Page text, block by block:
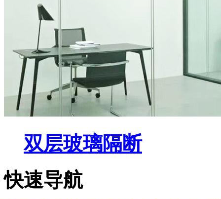
双层玻璃隔断
快速导航